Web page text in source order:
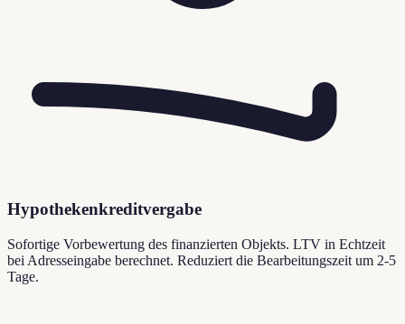
Hypothekenkreditvergabe
Sofortige Vorbewertung des finanzierten Objekts. LTV in Echtzeit
bei Adresseingabe berechnet. Reduziert die Bearbeitungszeit um 2-5
Tage.